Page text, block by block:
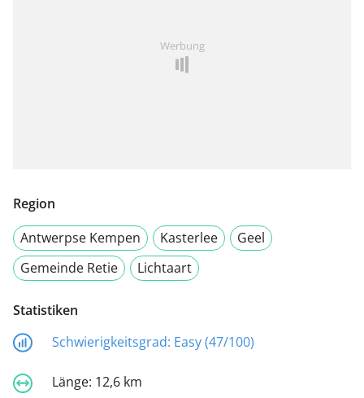
Werbung
Region
Antwerpse Kempen
Kasterlee
Geel
Gemeinde Retie
Lichtaart
Statistiken
Schwierigkeitsgrad: Easy (47/100)
Länge: 12,6 km